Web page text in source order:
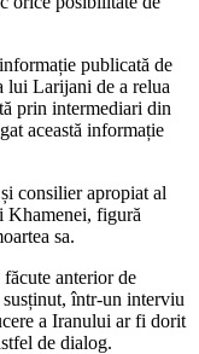
publicată de
lui Larijani de a relua
prin intermediari din
această informație
consilier apropiat al
Khamenei, figură
sa.
anterior de
într-un interviu
a Iranului ar fi dorit
de dialog.